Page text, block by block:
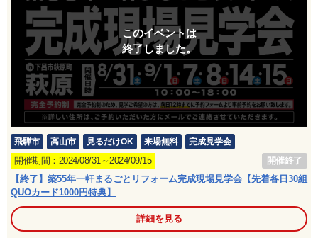
このイベントは
終了しました。
飛騨市 高山市 見るだけOK 来場無料 完成見学会
開催期間：2024/08/31～2024/09/15
開催終了
【終了】築55年一軒まるごとリフォーム完成現場見学会【先着各日30組
QUOカード1000円特典】
詳細を見る